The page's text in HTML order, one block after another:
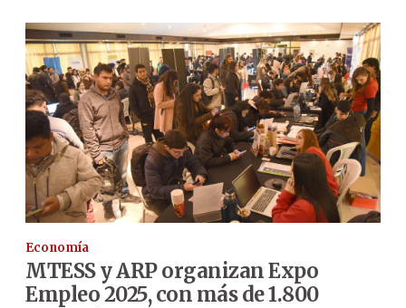
Economía
MTESS y ARP organizan Expo
Empleo 2025, con más de 1.800